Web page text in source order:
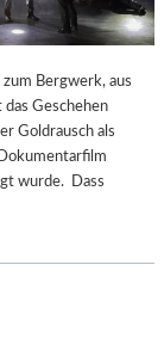
Bergwerk, aus
Geschehen
Goldrausch als
wurde. Dass